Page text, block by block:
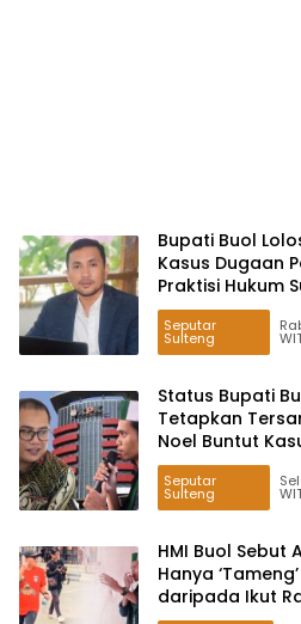
Bupati Buol
Kasus Dugaan
Praktisi Hukum
Seputar
Sulteng
Status Bupati
Tetapkan
Noel Buntut
K3
Seputar
Sulteng
HMI Buol Sebut
Hanya
daripada Ikut
Korupsi?